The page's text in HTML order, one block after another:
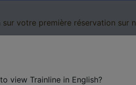
votre première réservation sur
view Trainline in English?